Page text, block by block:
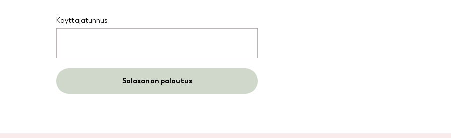
Käyttäjätunnus
Salasanan palautus